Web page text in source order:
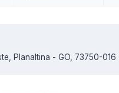
Planaltina - GO, 73750-016